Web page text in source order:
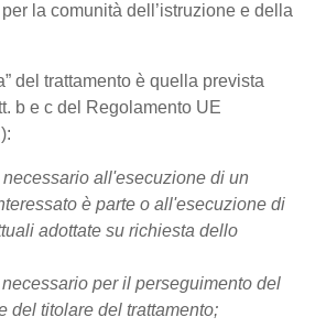
la comunità dell’istruzione e della
del trattamento è quella prevista
b e c del Regolamento UE
all'esecuzione di un
è parte o all'esecuzione di
adottate su richiesta dello
per il perseguimento del
del titolare del trattamento;